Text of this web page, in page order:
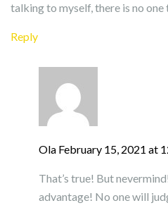
talking to myself, there is no
Reply
Ola February 15, 2021 at
That’s true! But
advantage! No one will